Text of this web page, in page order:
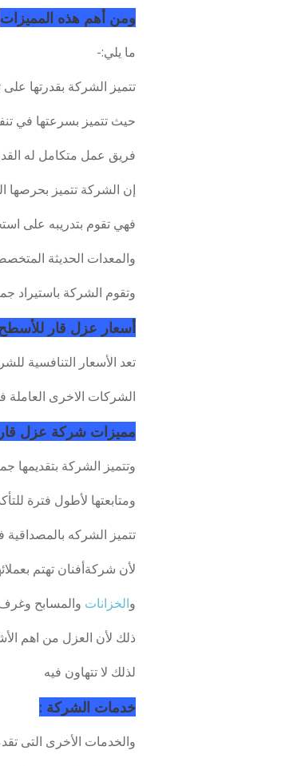
ومن أهم هذه المميزات
ما يلي:-
تتميز الشركة بقدرتها
حيث تتميز بسرعتها في
فريق عمل متكامل له
إن الشركة تتميز بحرصها
فهي تقوم بتدريبه على
والمعدات الحديثة
وتقوم الشركة باستيراد
أسعار عزل قار
تعد الأسعار التنافسية
الشركات الاخرى
مميزات شركة عزل
وتتميز الشركة بتقديمها
ومتابعتها لأطول فترة
تتميز الشركه
لأن شركةأفنان تهتم
والخزانات والمسابح
ذلك لأن العزل من اهم
لذلك لا تتهاون فيه
خدمات الشركة :
والخدمات الأخرى التى